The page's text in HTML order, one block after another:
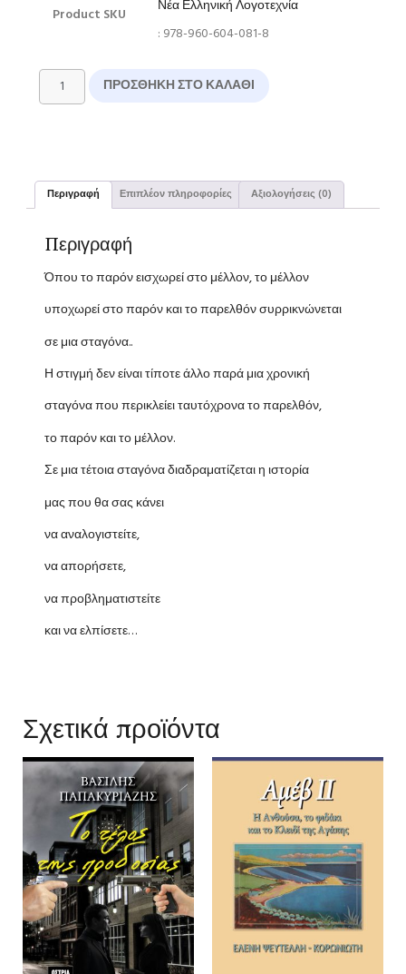
Product SKU
Νέα Ελληνική Λογοτεχνία
: 978-960-604-081-8
ΠΡΟΣΘΉΚΗ ΣΤΟ ΚΑΛΆΘΙ
Περιγραφή Επιπλέον πληροφορίες Αξιολογήσεις (0)
Περιγραφή
Όπου το παρόν εισχωρεί στο μέλλον, το μέλλον
υποχωρεί στο παρόν και το παρελθόν συρρικνώνεται
σε μια σταγόνα..
Η στιγμή δεν είναι τίποτε άλλο παρά μια χρονική
σταγόνα που περικλείει ταυτόχρονα το παρελθόν,
το παρόν και το μέλλον.
Σε μια τέτοια σταγόνα διαδραματίζεται η ιστορία
μας που θα σας κάνει
να αναλογιστείτε,
να απορήσετε,
να προβληματιστείτε
και να ελπίσετε…
Σχετικά προϊόντα